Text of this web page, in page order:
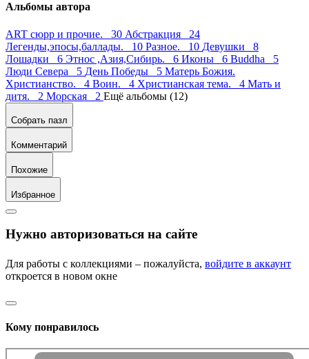
Альбомы автора
ART сюрр и прочие. 30 Абстракция 24
Легенды,эпосы,баллады. 10 Разное. 10 Девушки 8
Лошадки 6 Этнос ,Азия,Сибирь. 6 Иконы 6 Buddha 5
Люди Севера 5 День Победы 5 Матерь Божия.
Христианство. 4 Воин. 4 Христианская тема. 4 Мать и
дитя. 2 Морская 2 Ещё альбомы (12)
Собрать пазл
Комментарий
Похожие
Избранное
Нужно авторизоваться на сайте
Для работы с коллекциями – пожалуйста, войдите в аккаунт
откроется в новом окне
Кому понравилось